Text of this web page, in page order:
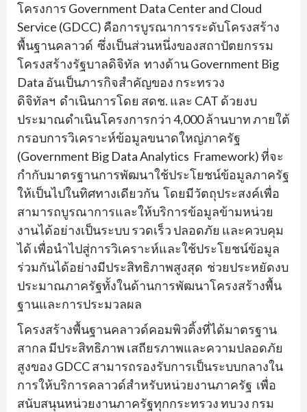
โครงการ Government Data Center and Cloud
Service (GDCC) คือการบูรณาการระดับโครงสร้าง
พื้นฐานคลาวด์ ซึ่งเป็นส่วนหนึ่งของสถาปัตยกรรม
โครงสร้างรัฐบาลดิจิทัล ทางด้าน Government Big
Data อันเป็นภารกิจสำคัญของ กระทรวง
ดิจิทัลฯ ดำเนินการโดย สดช. และ CAT ด้วยงบ
ประมาณดำเนินโครงการกว่า 4,000 ล้านบาท ภายใต้
กรอบการวิเคราะห์ข้อมูลขนาดใหญ่ภาครัฐ
(Government Big Data Analytics Framework) ที่จะ
กำกับมาตรฐานการพัฒนาใช้ประโยชน์ข้อมูลภาครัฐ
ให้เป็นไปในทิศทางเดียวกัน โดยมีวัตถุประสงค์เพื่อ
สามารถบูรณาการและให้บริการข้อมูลข้ามหน่วย
งานได้อย่างเป็นระบบ รวดเร็ว ปลอดภัย และควบคุม
ได้ เพื่อนำไปสู่การวิเคราะห์และใช้ประโยชน์ข้อมูล
ร่วมกันได้อย่างมีประสิทธิภาพสูงสุด ช่วยประหยัดงบ
ประมาณภาครัฐทั้งในด้านการพัฒนาโครงสร้างพื้น
ฐานและการประมวลผล
โครงสร้างพื้นฐานคลาวด์คอมพิวติ้งที่ได้มาตรฐาน
สากล มีประสิทธิภาพ เสถียรภาพและความปลอดภัย
สูงของ GDCC สามารถรองรับการเป็นระบบกลางใน
การให้บริการคลาวด์สำหรับหน่วยงานภาครัฐ เพื่อ
สนับสนุนหน่วยงานภาครัฐทุกกระทรวง ทบวง กรม